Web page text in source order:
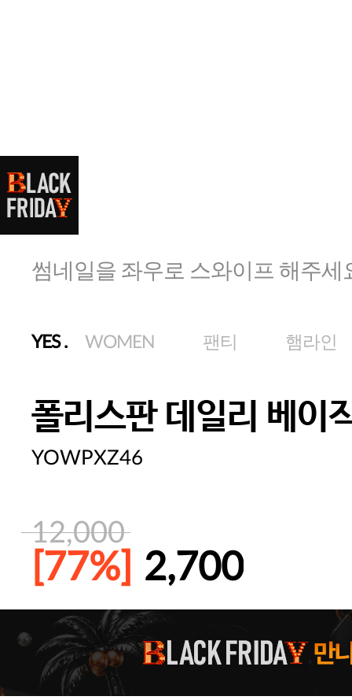
썸네일을 좌우로 스와이프 해주세
YES. WOMEN 팬티 햄라인
폴리스판 데일리 베이
YOWPXZ46
12,000
[77%] 2,700
주말특가 20%(8.7~8.9)/5만원 이